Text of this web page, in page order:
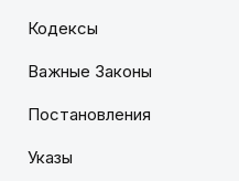
Кодексы
Важные Законы
Постановления
Указы